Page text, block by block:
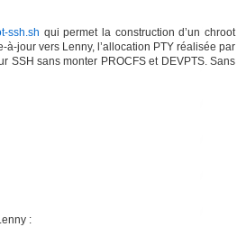
ssh.sh qui permet la construction d’un chroot
jour vers Lenny, l’allocation PTY réalisée par
SSH sans monter PROCFS et DEVPTS. Sans
: